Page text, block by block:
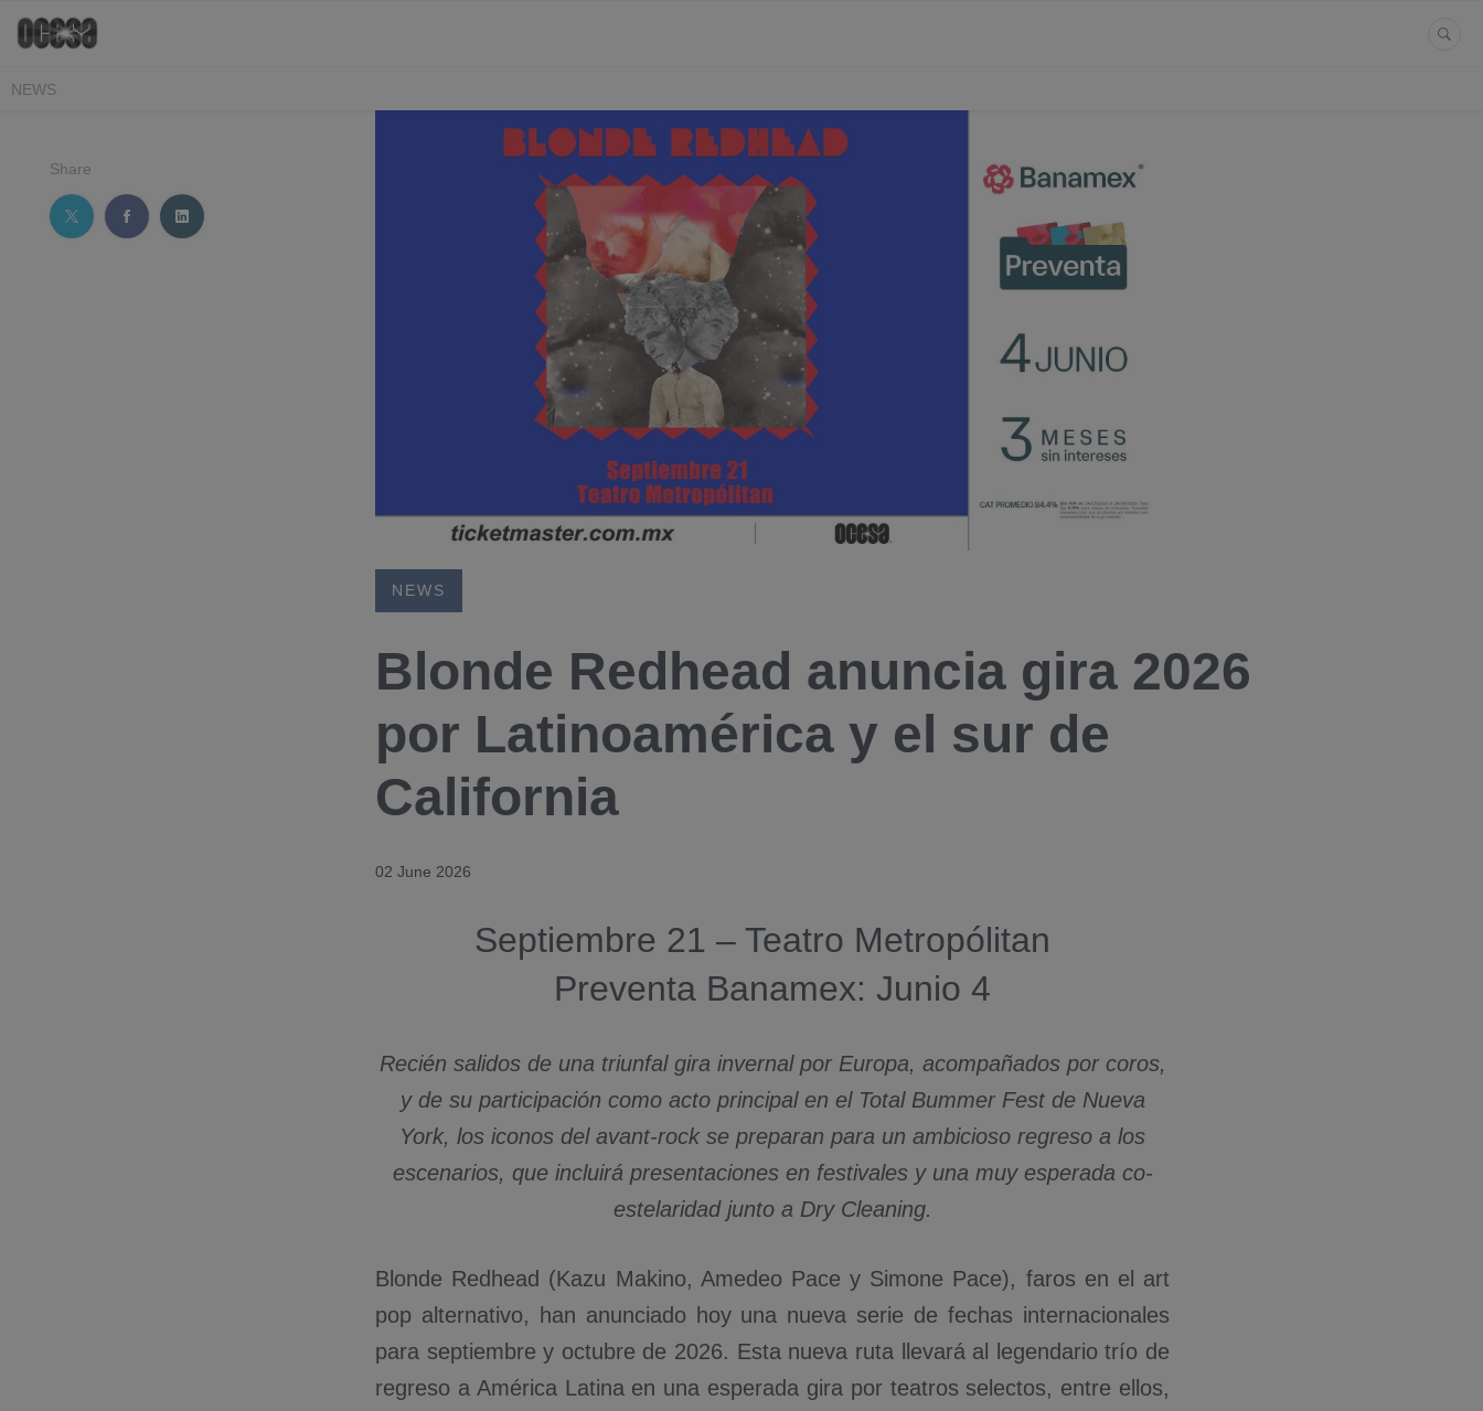
NEWS
Share
NEWS
Blonde Redhead anuncia gira 2026
por Latinoamérica y el sur de
California
02 June 2026
Septiembre 21 – Teatro Metropólitan
Preventa Banamex: Junio 4
Recién salidos de una triunfal gira invernal por Europa, acompañados por coros,
y de su participación como acto principal en el Total Bummer Fest de Nueva
York, los iconos del avant-rock se preparan para un ambicioso regreso a los
escenarios, que incluirá presentaciones en festivales y una muy esperada co-
estelaridad junto a Dry Cleaning.
Blonde Redhead (Kazu Makino, Amedeo Pace y Simone Pace), faros en el art
pop alternativo, han anunciado hoy una nueva serie de fechas internacionales
para septiembre y octubre de 2026. Esta nueva ruta llevará al legendario trío de
regreso a América Latina en una esperada gira por teatros selectos, entre ellos,